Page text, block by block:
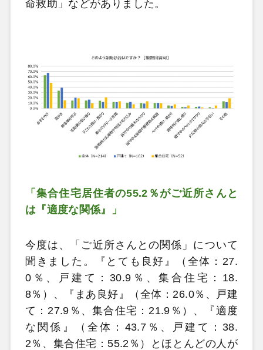
命救助」などがありました。
「集合住宅居住者の55.2％がご近所さんと
は『適度な関係』」
今度は、「ご近所さんとの関係」について
聞きました。『とても良好』（全体：27.
0％、戸建て：30.9％、集合住宅：18.
8％）、『まあ良好』（全体：26.0％、戸建
て：27.9％、集合住宅：21.9％）、『適度
な関係』（全体： 43.7％、戸建て：38.
2％、集合住宅：55.2％）とほとんどの人が